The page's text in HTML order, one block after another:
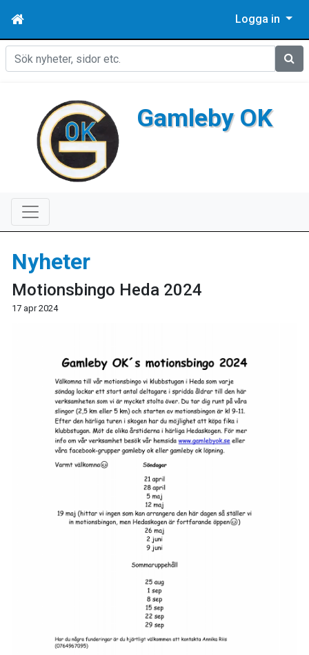
Logga in
Sök
Gamleby OK
Nyheter
Motionsbingo Heda 2024
17 apr 2024